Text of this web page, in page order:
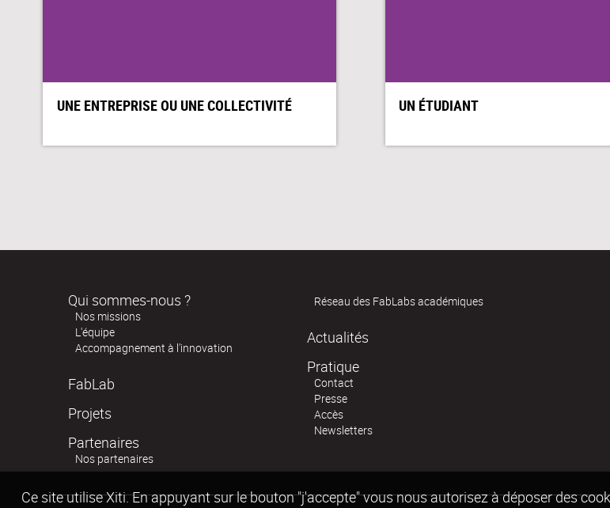
Ce site utilise Xiti. En appuyant sur le bouton "j'accepte" vous nous autorisez à déposer des
UNE ENTREPRISE OU UNE COLLECTIVITÉ UN ÉTUDIANT
Qui sommes-nous ?
Nos missions
L'équipe
Accompagnement à l'innovation
FabLab
Projets
Partenaires
Nos partenaires
Réseau des FabLabs académiques
Actualités
Pratique
Contact
Presse
Accès
Newsletters